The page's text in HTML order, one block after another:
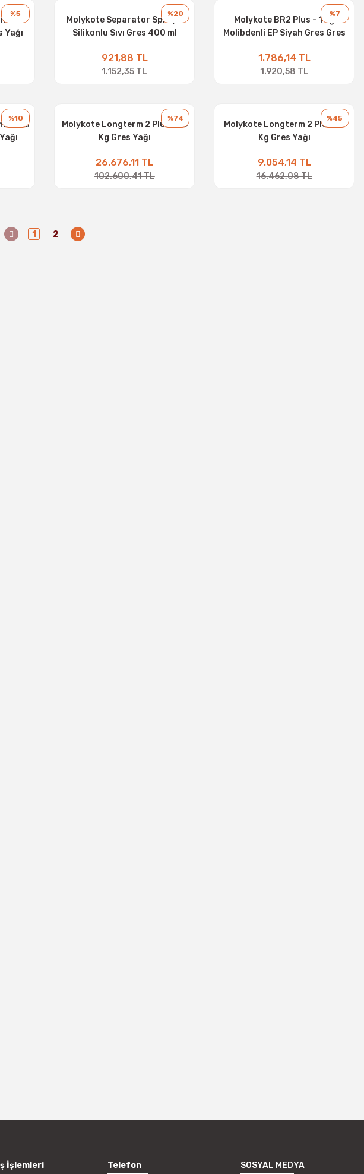
%5
-
Yağı
%20
Molykote Separator Sprey -
Silikonlu Sıvı Gres 400 ml
921,88 TL
1.152,35 TL
%7
Molykote BR2 Plus - 1 kg
Molibdenli EP Siyah Gres Gres
1.786,14 TL
1.920,58 TL
%10
Kuru
%74
Molykote Longterm 2 Plus - 25
Kg Gres Yağı
26.676,11 TL
102.600,41 TL
%45
Molykote Longterm 2 Plus - 5
Kg Gres Yağı
9.054,14 TL
16.462,08 TL
1 2
İşlemleri Telefon SOSYAL MEDYA